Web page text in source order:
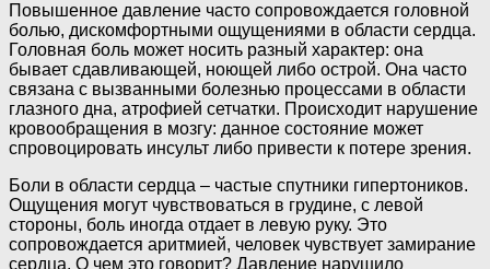
Повышенное давление часто сопровождается головной
болью, дискомфортными ощущениями в области сердца.
Головная боль может носить разный характер: она
бывает сдавливающей, ноющей либо острой. Она часто
связана с вызванными болезнью процессами в области
глазного дна, атрофией сетчатки. Происходит нарушение
кровообращения в мозгу: данное состояние может
спровоцировать инсульт либо привести к потере зрения.
Боли в области сердца – частые спутники гипертоников.
Ощущения могут чувствоваться в грудине, с левой
стороны, боль иногда отдает в левую руку. Это
сопровождается аритмией, человек чувствует замирание
сердца. О чем это говорит? Давление нарушило